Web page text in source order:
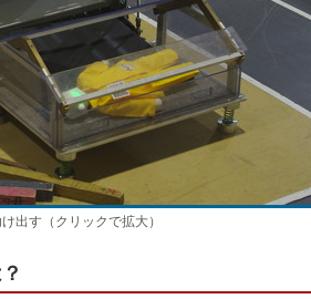
グローバル設計・開発
制御セキュリティ
新型コロナへの対応
出す（クリックで拡大）